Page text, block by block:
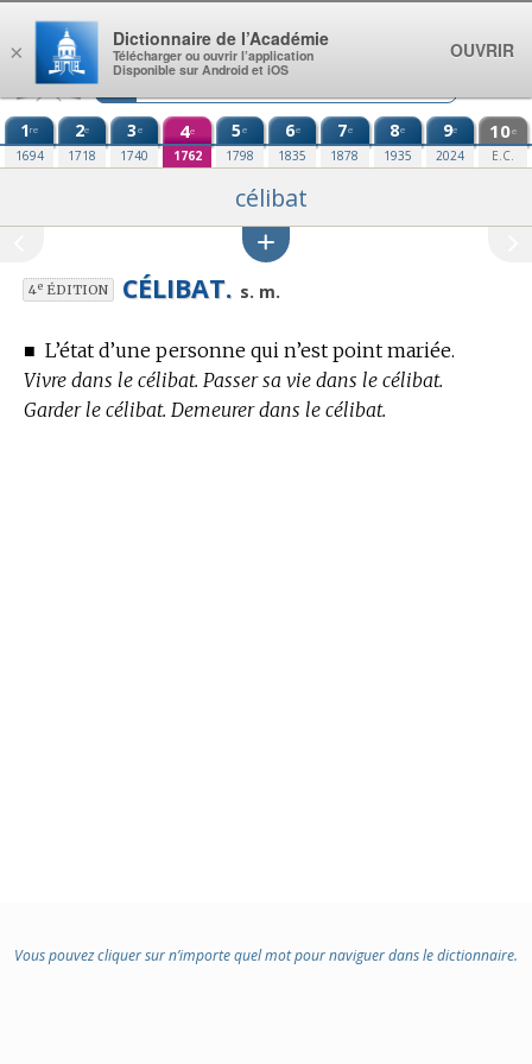
Aller au contenu
1re
1694
2e
1718
3e
1740
4e
1762
5e
1798
6e
1835
7e
1878
8e
1935
9e
2024
10e
E.C.
célibat
4eÉDITION CÉLIBAT. s. m.
■ L’état d’une personne qui n’est point mariée.
Vivre dans le célibat. Passer sa vie dans le célibat.
Garder le célibat. Demeurer dans le célibat.
Vous pouvez cliquer sur n’importe quel mot pour naviguer dans le dictionnaire.
×
Dictionnaire de l’Académie
Télécharger ou ouvrir l’application
Disponible sur Android et iOS
OUVRIR